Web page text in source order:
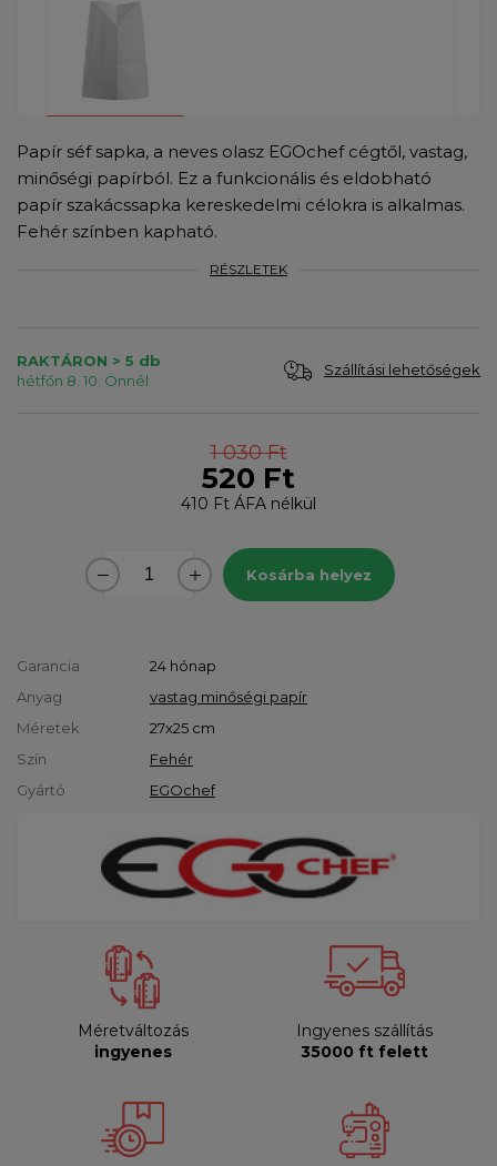
Papír séf sapka, a neves olasz EGOchef cégtől, vastag,
minőségi papírból. Ez a funkcionális és eldobható
papír szakácssapka kereskedelmi célokra is alkalmas.
Fehér színben kapható.
RÉSZLETEK
RAKTÁRON > 5 db
hétfőn 8. 10. Önnél
Szállítási lehetőségek
1 030 Ft
520 Ft
410 Ft ÁFA nélkül
Kosárba helyez
Garancia
24 hónap
Anyag
vastag minőségi papír
Méretek
27x25 cm
Szín
Fehér
Gyártó
EGOchef
Méretváltozás
ingyenes
Ingyenes szállítás
35000 ft felett